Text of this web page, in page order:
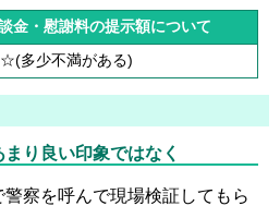
金・慰謝料の提示額について
☆(多少不満がある)
り良い印象ではなく
察を呼んで現場検証してもら